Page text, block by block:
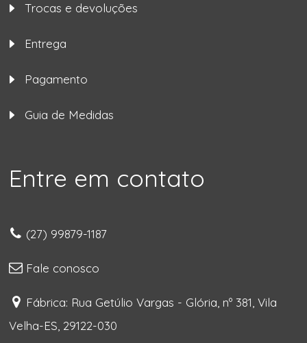
Trocas e devoluções
Entrega
Pagamento
Guia de Medidas
Entre em contato
(27) 99879-1187
Fale conosco
Fábrica: Rua Getúlio Vargas - Glória, nº 381, Vila
Velha-ES, 29122-030